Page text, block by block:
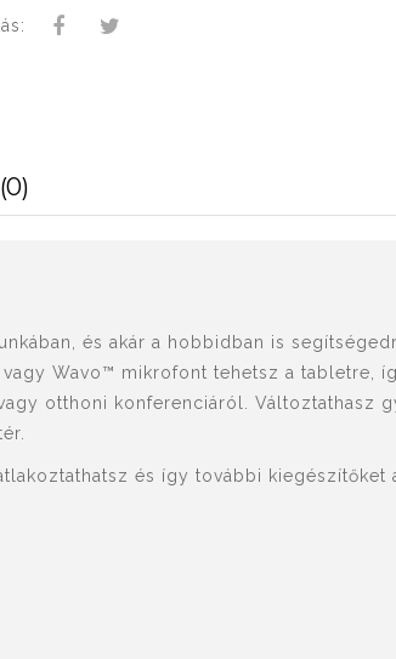
és akár a hobbidban is
Wavo™ mikrofont tehetsz a tabletre,
otthoni konferenciáról. Változtathasz
és így további kiegészítőket